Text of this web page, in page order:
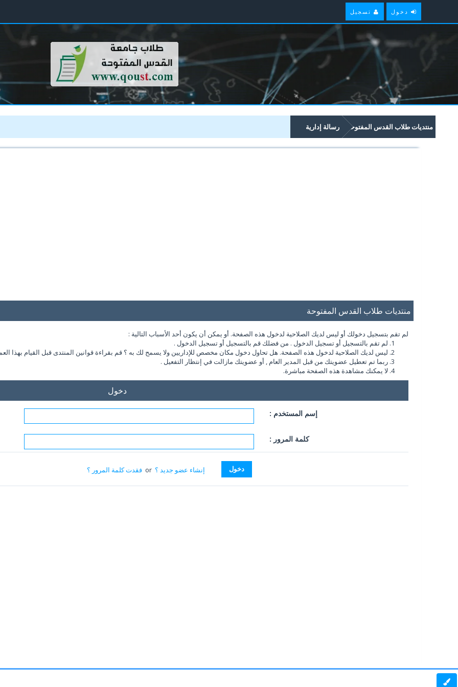
دخول تسجيل
منتديات طلاب القدس المفتوحة رسالة إدارية
منتديات طلاب القدس المفتوحة
لم تقم بتسجيل دخولك أو ليس لديك الصلاحية لدخول هذه الصفحة. أو يمكن أن يكون أحد الأسباب التالية :
لم تقم بالتسجيل أو تسجيل الدخول . من فضلك قم بالتسجيل أو تسجيل الدخول .
ليس لديك الصلاحية لدخول هذه الصفحة. هل تحاول دخول مكان مخصص للإداريين ولا يسمح لك به ؟ قم بقراءة قوانين المنتدى قبل القيام بهذا
ربما تم تعطيل عضويتك من قبل المدير العام , أو عضويتك مازالت في إنتظار التفعيل .
لا يمكنك مشاهدة هذه الصفحة مباشرة.
دخول
إسم المستخدم :
كلمة المرور :
إنشاء عضو جديد ؟ or فقدت كلمة المرور ؟